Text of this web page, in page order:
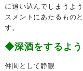
に追い込んでしまうよ
スメントにあたるもの
す。
◆深酒をするよ
仲間として静観